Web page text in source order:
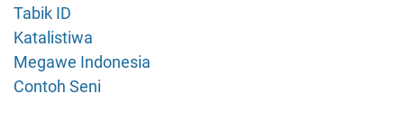
Tabik ID
Katalistiwa
Megawe Indonesia
Contoh Seni